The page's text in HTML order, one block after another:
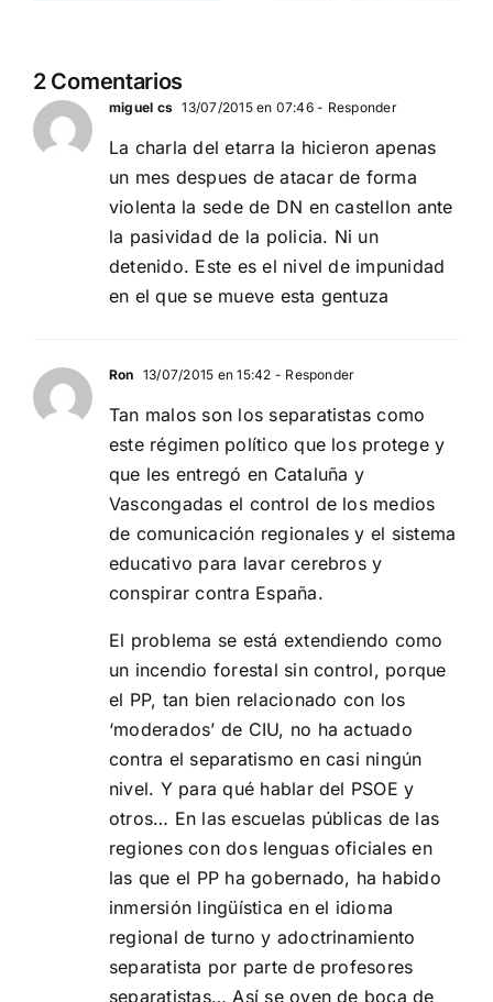
2 Comentarios
miguel cs 13/07/2015 en 07:46- Responder
La charla del etarra la hicieron apenas
un mes despues de atacar de forma
violenta la sede de DN en castellon ante
la pasividad de la policia. Ni un
detenido. Este es el nivel de impunidad
en el que se mueve esta gentuza
Ron 13/07/2015 en 15:42 - Responder
Tan malos son los separatistas como
este régimen político que los protege y
que les entregó en Cataluña y
Vascongadas el control de los medios
de comunicación regionales y el sistema
educativo para lavar cerebros y
conspirar contra España.
El problema se está extendiendo como
un incendio forestal sin control, porque
el PP, tan bien relacionado con los
‘moderados’ de CIU, no ha actuado
contra el separatismo en casi ningún
nivel. Y para qué hablar del PSOE y
otros… En las escuelas públicas de las
regiones con dos lenguas oficiales en
las que el PP ha gobernado, ha habido
inmersión lingüística en el idioma
regional de turno y adoctrinamiento
separatista por parte de profesores
separatistas… Así se oyen de boca de